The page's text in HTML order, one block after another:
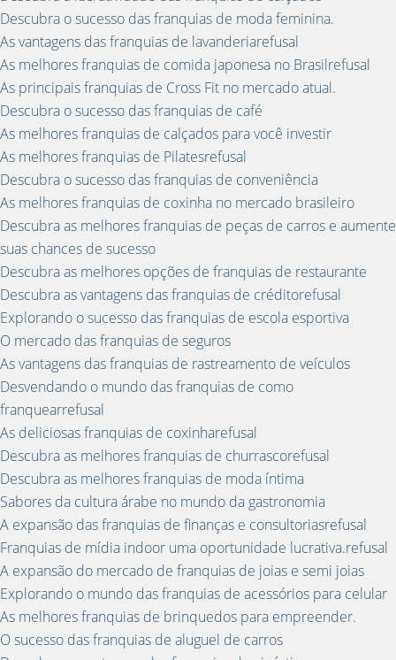
Descubra o sucesso das franquias de moda feminina.
As vantagens das franquias de lavanderiarefusal
As melhores franquias de comida japonesa no Brasilrefusal
As principais franquias de Cross Fit no mercado atual.
Descubra o sucesso das franquias de café
As melhores franquias de calçados para você investir
As melhores franquias de Pilatesrefusal
Descubra o sucesso das franquias de conveniência
As melhores franquias de coxinha no mercado brasileiro
Descubra as melhores franquias de peças de carros e aumente
suas chances de sucesso
Descubra as melhores opções de franquias de restaurante
Descubra as vantagens das franquias de créditorefusal
Explorando o sucesso das franquias de escola esportiva
O mercado das franquias de seguros
As vantagens das franquias de rastreamento de veículos
Desvendando o mundo das franquias de como
franquearrefusal
As deliciosas franquias de coxinharefusal
Descubra as melhores franquias de churrascorefusal
Descubra as melhores franquias de moda íntima
Sabores da cultura árabe no mundo da gastronomia
A expansão das franquias de finanças e consultoriasrefusal
Franquias de mídia indoor uma oportunidade lucrativa.refusal
A expansão do mercado de franquias de joias e semi joias
Explorando o mundo das franquias de acessórios para celular
As melhores franquias de brinquedos para empreender.
O sucesso das franquias de aluguel de carros